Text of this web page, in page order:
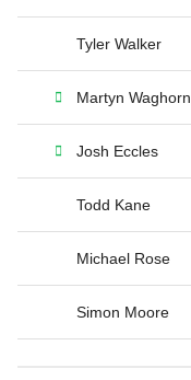
Tyler Walker
Martyn Waghorn
Josh Eccles
Todd Kane
Michael Rose
Simon Moore